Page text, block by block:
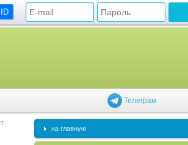
Телеграм
на главную